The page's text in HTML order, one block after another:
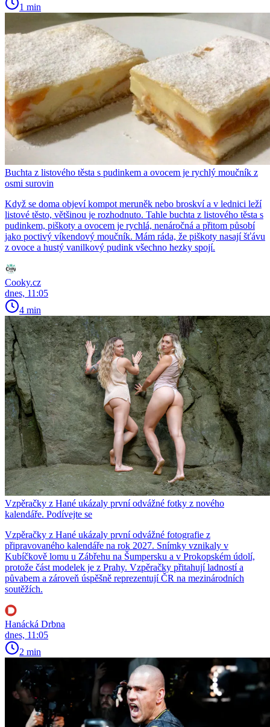
1 min
Buchta z listového těsta s pudinkem a ovocem je rychlý moučník z
osmi surovin
Když se doma objeví kompot meruněk nebo broskví a v lednici leží
listové těsto, většinou je rozhodnuto. Tahle buchta z listového těsta s
pudinkem, piškoty a ovocem je rychlá, nenáročná a přitom působí
jako poctivý víkendový moučník. Mám ráda, že piškoty nasají šťávu
z ovoce a hustý vanilkový pudink všechno hezky spojí.
Cooky.cz
dnes, 11:05
4 min
Vzpěračky z Hané ukázaly první odvážné fotky z nového
kalendáře. Podívejte se
Vzpěračky z Hané ukázaly první odvážné fotografie z
připravovaného kalendáře na rok 2027. Snímky vznikaly v
Kubíčkově lomu u Zábřehu na Šumpersku a v Prokopském údolí,
protože část modelek je z Prahy. Vzpěračky přitahují ladností a
půvabem a zároveň úspěšně reprezentují ČR na mezinárodních
soutěžích.
Hanácká Drbna
dnes, 11:05
2 min